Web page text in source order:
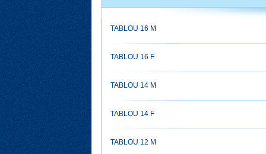
TABLOU 16 M
TABLOU 16 F
TABLOU 14 M
TABLOU 14 F
TABLOU 12 M